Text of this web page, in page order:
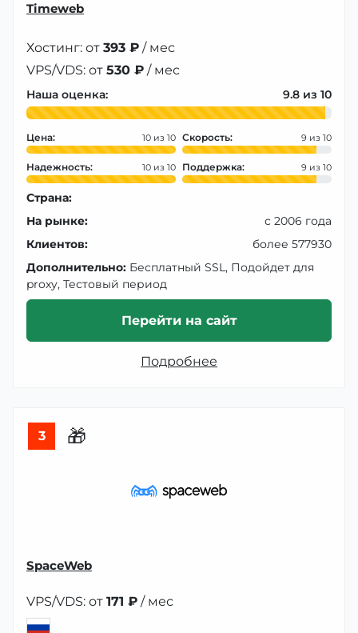
Timeweb
Хостинг: от 393 ₽ / мес
VPS/VDS: от 530 ₽ / мес
Наша оценка: 9.8
Цена: 10 Скорость: 9
Надежность: 10 Поддержка: 9
Страна:
На рынке:
с 2006 года
Клиентов:
более 577930
Дополнительно: Бесплатный SSL, Подойдет для
proxy, Тестовый период
Перейти на сайт
Подробнее
3 🎁
SpaceWeb
VPS/VDS: от 171 ₽ / мес